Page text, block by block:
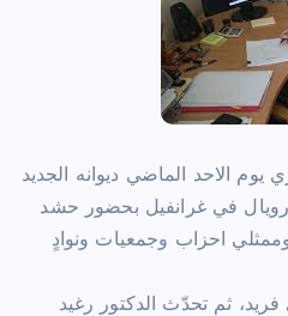
يوم الاحد الماضي ديوانه الجديد
رويال في غرانفيل بحضور حشد
احزاب وجمعيات ونوادٍ
ثم تحدّث الدكتور رغيد